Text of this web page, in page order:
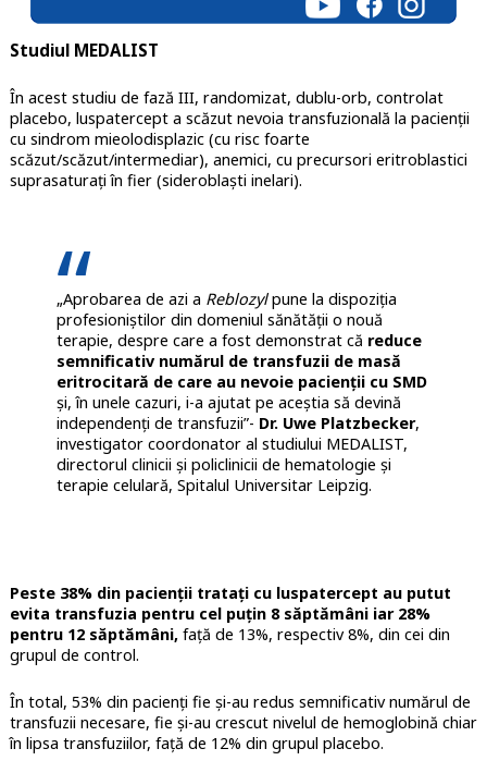
Studiul MEDALIST
În acest studiu de fază III, randomizat, dublu-orb, controlat
placebo, luspatercept a scăzut nevoia transfuzională la pacienții
cu sindrom mieolodisplazic (cu risc foarte
scăzut/scăzut/intermediar), anemici, cu precursori eritroblastici
suprasaturați în fier (sideroblaști inelari).
„Aprobarea de azi a Reblozylpune la dispoziția
profesioniștilor din domeniul sănătății o nouă
terapie, despre care a fost demonstrat că reduce
semnificativ numărul de transfuzii de masă
eritrocitară de care au nevoie pacienții cu SMD
și, în unele cazuri, i-a ajutat pe aceștia să devină
independenți de transfuzii”- Dr. Uwe Platzbecker,
investigator coordonator al studiului MEDALIST,
directorul clinicii și policlinicii de hematologie și
terapie celulară, Spitalul Universitar Leipzig.
Peste 38% din pacienții tratați cu luspatercept au putut
evita transfuzia pentru cel puțin 8 săptămâni iar 28%
pentru 12 săptămâni, față de 13%, respectiv 8%, din cei din
grupul de control.
În total, 53% din pacienți fie și-au redus semnificativ numărul de
transfuzii necesare, fie și-au crescut nivelul de hemoglobină chiar
în lipsa transfuziilor, față de 12% din grupul placebo.